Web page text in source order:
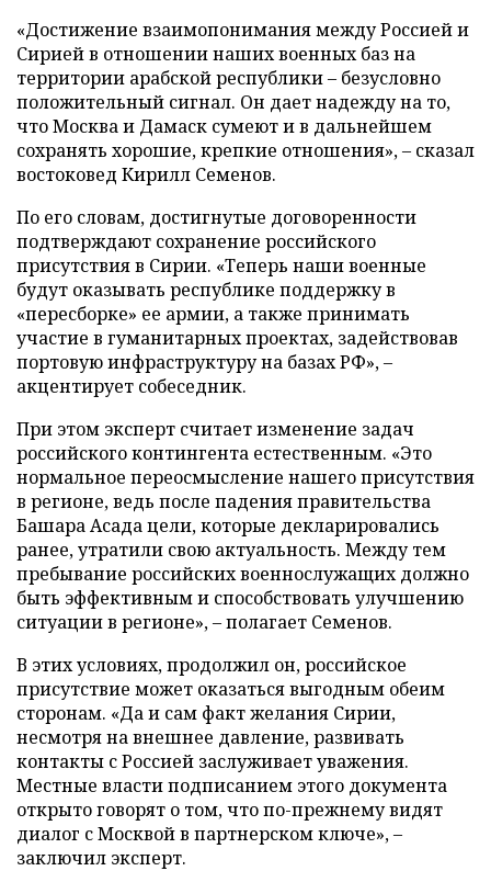
«Достижение взаимопонимания между Россией и
Сирией в отношении наших военных баз на
территории арабской республики – безусловно
положительный сигнал. Он дает надежду на то,
что Москва и Дамаск сумеют и в дальнейшем
сохранять хорошие, крепкие отношения», – сказал
востоковед Кирилл Семенов.
По его словам, достигнутые договоренности
подтверждают сохранение российского
присутствия в Сирии. «Теперь наши военные
будут оказывать республике поддержку в
«пересборке» ее армии, а также принимать
участие в гуманитарных проектах, задействовав
портовую инфраструктуру на базах РФ», –
акцентирует собеседник.
При этом эксперт считает изменение задач
российского контингента естественным. «Это
нормальное переосмысление нашего присутствия
в регионе, ведь после падения правительства
Башара Асада цели, которые декларировались
ранее, утратили свою актуальность. Между тем
пребывание российских военнослужащих должно
быть эффективным и способствовать улучшению
ситуации в регионе», – полагает Семенов.
В этих условиях, продолжил он, российское
присутствие может оказаться выгодным обеим
сторонам. «Да и сам факт желания Сирии,
несмотря на внешнее давление, развивать
контакты с Россией заслуживает уважения.
Местные власти подписанием этого документа
открыто говорят о том, что по-прежнему видят
диалог с Москвой в партнерском ключе», –
заключил эксперт.